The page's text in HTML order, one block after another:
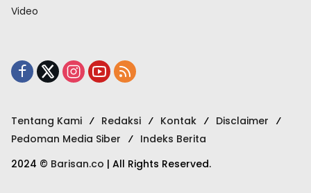
Video
Tentang Kami Redaksi Kontak
Disclaimer
Pedoman Media Siber
Indeks Berita
2024 © Barisan.co | All Rights Reserved.